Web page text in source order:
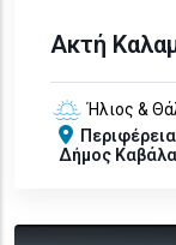
Ακτή
Ήλιος &
Περιφέρεια
Δήμος